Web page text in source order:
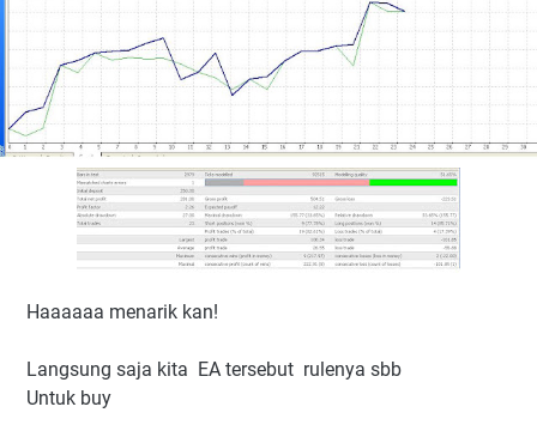
Haaaaaa menarik kan!
Langsung saja kita EA tersebut rulenya sbb
Untuk buy